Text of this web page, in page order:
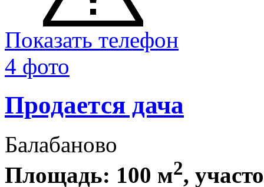
Показать телефон
4 фото
Продается дача
Балабаново
Площадь: 100 м2,